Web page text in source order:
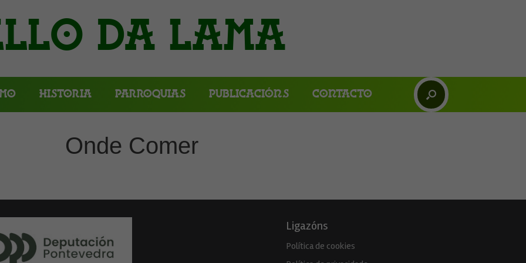
da Lama
Historia Parroquias Publicacións Contacto
Onde Comer
Ligazóns
Política de cookies